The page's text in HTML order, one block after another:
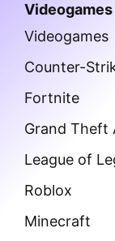
Videogames
Videogames
Counter-
Fortnite
Grand Theft
League of
Roblox
Minecraft